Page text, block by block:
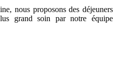
nous proposons des déjeuners
grand soin par notre équipe